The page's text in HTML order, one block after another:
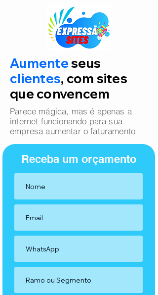
Aumenteseus
clientes, com sites
que convencem
Parece mágica, mas é apenas a
internet funcionando para sua
empresa aumentar o faturamento
Receba um orçamento